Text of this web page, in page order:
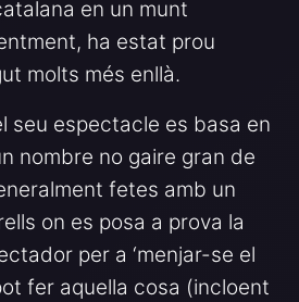
en un munt
ha estat prou
molts més enllà.
seu espectacle es basa en
nombre no gaire gran de
fetes amb un
on es posa a prova la
per a ‘menjar-se el
fer aquella cosa (incloent